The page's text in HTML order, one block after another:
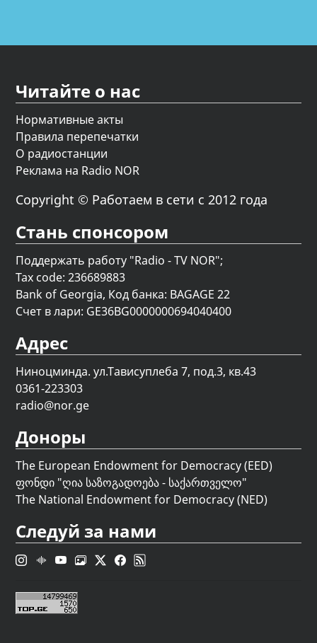
Читайте о нас
Нормативные акты
Правила перепечатки
О радиостанции
Реклама на Radio NOR
Copyright © Работаем в сети с 2012 года
Стань спонсором
Поддержать работу "Radio - TV NOR";
Tax code: 236689883
Bank of Georgia, Код банка: BAGAGE 22
Счет в лари: GE36BG0000000694040400
Адрес
Ниноцминда. ул.Тависуплеба 7, под.3, кв.43
0361-223303
radio@nor.ge
Доноры
The European Endowment for Democracy (EED)
ფონდი "ღია საზოგადოება - საქართველო"
The National Endowment for Democracy (NED)
Следуй за нами